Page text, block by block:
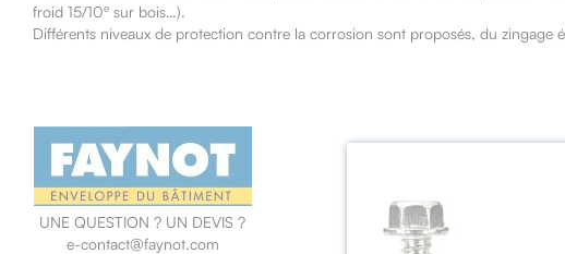
froid 15/10e sur bois…).
Différents niveaux de protection contre la corrosion sont proposés, du zingage
UNE QUESTION ? UN DEVIS ?
e-contact@faynot.com